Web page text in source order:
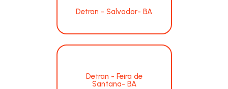
Detran - Salvador- BA
Detran - Feira de
Santana- BA